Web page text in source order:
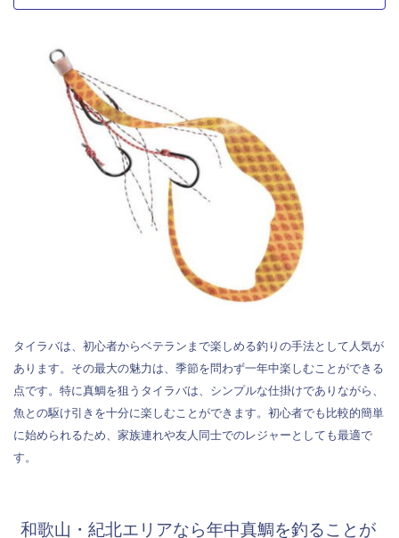
タイラバは、初心者からベテランまで楽しめる釣りの手法として人気が
あります。その最大の魅力は、季節を問わず一年中楽しむことができる
点です。特に真鯛を狙うタイラバは、シンプルな仕掛けでありながら、
魚との駆け引きを十分に楽しむことができます。初心者でも比較的簡単
に始められるため、家族連れや友人同士でのレジャーとしても最適で
す。
和歌山・紀北エリアなら年中真鯛を釣ることが